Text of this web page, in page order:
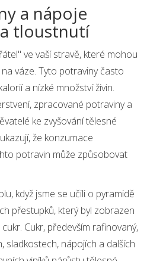
a nápoje
tloustnutí
ve vaší stravě, které mohou
váze. Tyto potraviny často
a nízké množství živin.
zpracované potraviny a
ke zvyšování tělesné
že konzumace
potravin může způsobovat
když jsme se učili o pyramidě
přestupků, který byl zobrazen
Cukr, především rafinovaný,
sladkostech, nápojích a dalších